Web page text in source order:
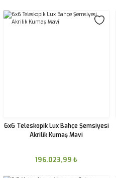
6x6 Teleskopik Lux Bahçe Şemsiyesi
Akrilik Kumaş Mavi
196.023,99 ₺